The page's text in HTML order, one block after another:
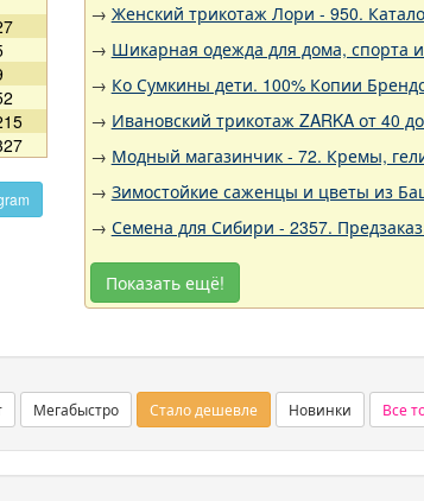
→ Женский трикотаж Лори - 950.
→ Шикарная одежда для дома, спорта и
→ Ко Сумкины дети. 100% Копии
→ Ивановский трикотаж ZARKA от 40
→ Модный магазинчик - 72. Кремы,
→ Зимостойкие саженцы и цветы из
→ Семена для Сибири - 2357.
Показать ещё!
Мегабыстро Стало дешевле Новинки Все